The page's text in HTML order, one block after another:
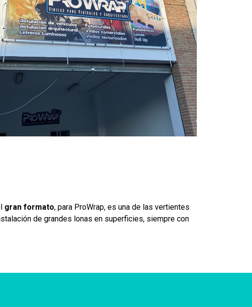
gran formato, para ProWrap, es una de las vertientes
de grandes lonas en superficies, siempre con